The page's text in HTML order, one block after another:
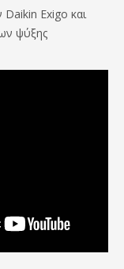
Exigo και
ψύξης